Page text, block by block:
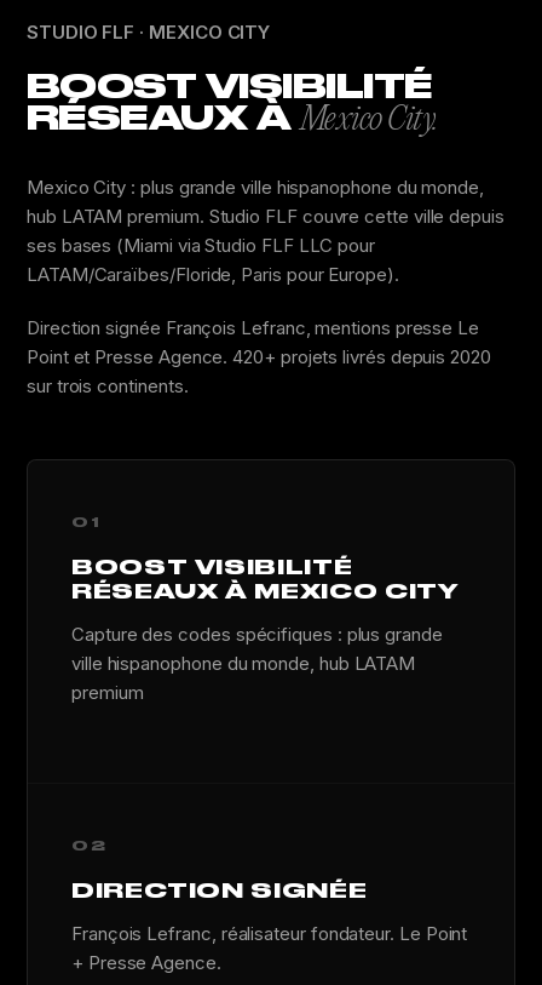
STUDIO FLF · MEXICO CITY
BOOST VISIBILITÉ
RÉSEAUX ÀMexico City.
Mexico City : plus grande ville hispanophone du monde,
hub LATAM premium. Studio FLF couvre cette ville depuis
ses bases (Miami via Studio FLF LLC pour
LATAM/Caraïbes/Floride, Paris pour Europe).
Direction signée François Lefranc, mentions presse Le
Point et Presse Agence. 420+ projets livrés depuis 2020
sur trois continents.
01
BOOST VISIBILITÉ
RÉSEAUX À MEXICO CITY
Capture des codes spécifiques : plus grande
ville hispanophone du monde, hub LATAM
premium
02
DIRECTION SIGNÉE
François Lefranc, réalisateur fondateur. Le Point
+ Presse Agence.